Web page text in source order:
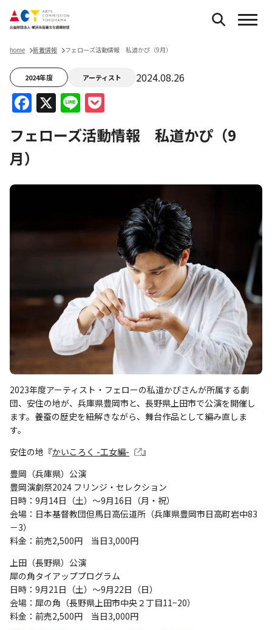
home 新着情報 フェローズ活動情報 私道かぴ（9月）
2024年度 アーティスト 2024.08.26
Facebook
X Line
フェローズ活動情報 私道かぴ（9
月）
2023年度アーティスト・フェローの私道かぴさんが所属する劇
団、安住の地が、兵庫県豊岡市と、長野県上田市で公演を開催し
ます。養蚕の歴史を紐解きながら、舞台作品として編み直しま
す。
安住の地『かいころく -工女編-
』
豊岡（兵庫県）公演
豊岡演劇祭2024 フリンジ・セレクション
日時：9月14日（土）～9月16日（月・祝）
会場：日本基督教団但馬日高伝道所（兵庫県豊岡市日高町岩中83
－3）
料金：前売2,500円 当日3,000円
上田（長野県）公演
犀の角タイアッププログラム
日時：9月21日（土）～9月22日（日）
会場：犀の角（長野県上田市中央２丁目11−20）
料金：前売2,500円 当日3,000円